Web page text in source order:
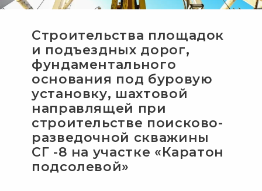
Строительства площадок
и подъездных дорог,
фундаментального
основания под буровую
установку, шахтовой
направлящей при
строительстве поисково-
разведочной скважины
СГ -8 на участке «Каратон
подсолевой»